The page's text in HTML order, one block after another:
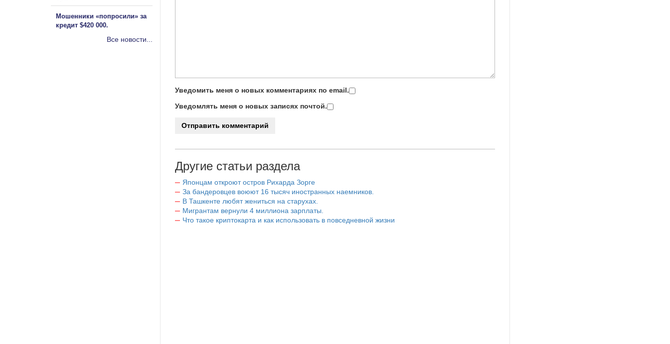
Уведомить меня о новых комментариях по email.
Уведомлять меня о новых записях почтой.
Другие статьи раздела
Японцам откроют остров Рихарда Зорге
За бандеровцев воюют 16 тысяч иностранных наемников.
В Ташкенте любят жениться на старухах.
Мигрантам вернули 4 миллиона зарплаты.
Что такое криптокарта и как использовать в повседневной жизни
Мошенники «попросили» за
кредит $420 000.
Все новости...